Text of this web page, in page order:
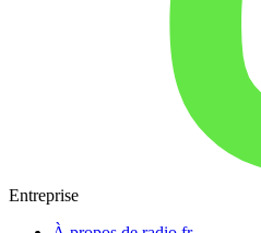
Entreprise